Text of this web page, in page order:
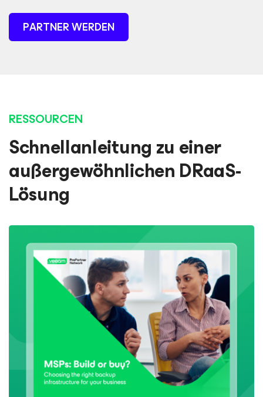
PARTNER WERDEN
RESSOURCEN
Schnellanleitung zu einer
außergewöhnlichen DRaaS-
Lösung